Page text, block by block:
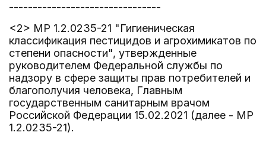
--------------------------------
<2> МР 1.2.0235-21 "Гигиеническая
классификация пестицидов и агрохимикатов по
степени опасности", утвержденные
руководителем Федеральной службы по
надзору в сфере защиты прав потребителей и
благополучия человека, Главным
государственным санитарным врачом
Российской Федерации 15.02.2021 (далее - МР
1.2.0235-21).